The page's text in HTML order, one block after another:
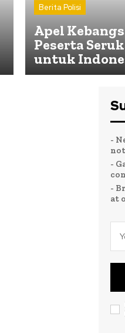
Berita Polisi
Apel
Peserta
untuk
-
-
-
at